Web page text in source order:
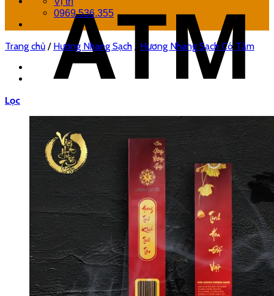
0969.536.355
Trang chủ / Hương Nhang Sạch / Hương Nhang Sạch Có Tăm
Lọc